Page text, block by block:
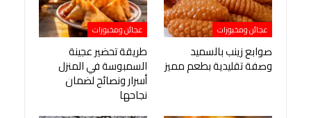
عجائن ومخبوزات
صوابع زينب بالسميد
وصفة تقليدية بطعم مميز
عجائن ومخبوزات
طريقة تحضير عجينة
السمبوسة في المنزل
أسرار ونصائح لضمان
نجاحها